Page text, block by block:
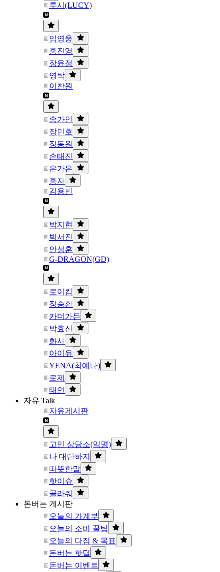
루시(LUCY)
임영웅
홍진영
장윤정
영탁
이찬원
송가인
장민호
정동원
손태진
은가은
홍자
김용빈
박지현
박서진
안성훈
G-DRAGON(GD)
로이킴
정승환
카더가든
박효신
화사
아이유
YENA(최예나)
로제
태연
자유 Talk
자유게시판
고민 상담소(익명)
나 대단하지
따뜻한말
핫이슈
골라줘
돈버는 게시판
오늘의 가계부
오늘의 소비 꿀팁
오늘의 다짐 & 목표
돈버는 핫딜
돈버는 이벤트